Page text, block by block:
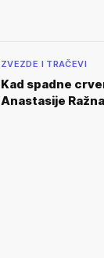
ZVEZDE I TRAČEVI
Kad spadne
Anastasije